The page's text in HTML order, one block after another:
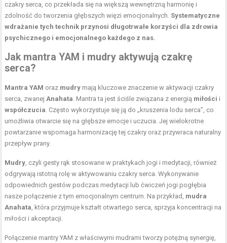
czakry serca, co przekłada się na większą wewnętrzną harmonię i
zdolność do tworzenia głębszych więzi emocjonalnych. Systematyczne
wdrażanie tych technik przynosi długotrwałe korzyści dla zdrowia
psychicznego i emocjonalnego każdego z nas.
Jak mantra YAM i mudry aktywują czakrę
serca?
Mantra YAM oraz mudry mają kluczowe znaczenie w aktywacji czakry
serca, zwanejAnahata. Mantra ta jest ściśle związana z energią miłości i
współczucia. Często wykorzystuje się ją do „kruszenia lodu serca”, co
umożliwia otwarcie się na głębsze emocje i uczucia. Jej wielokrotne
powtarzanie wspomaga harmonizację tej czakry oraz przywraca naturalny
przepływ prany.
Mudry, czyli gesty rąk stosowane w praktykach jogi i medytacji, również
odgrywają istotną rolę w aktywowaniu czakry serca. Wykonywanie
odpowiednich gestów podczas medytacji lub ćwiczeń jogi pogłębia
nasze połączenie z tym emocjonalnym centrum. Na przykład, mudra
Anahata, która przyjmuje kształt otwartego serca, sprzyja koncentracji na
miłości i akceptacji.
Połączenie mantry YAM z właściwymi mudrami tworzy potężną synergię,